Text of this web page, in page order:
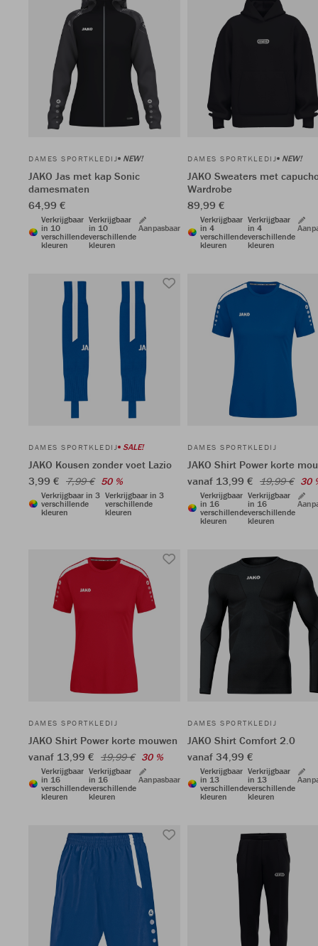
DAMES SPORTKLEDIJ NEW!
JAKO Jas met kap Sonic
damesmaten
64,99 €
Verkrijgbaar
in 10
verschillende
kleuren
Verkrijgbaar
in 10
verschillende
kleuren
Aanpasbaar
DAMES SPORTKLEDIJ NEW!
JAKO Sweaters met
Wardrobe
89,99 €
Verkrijgbaar
in 4
verschillende
kleuren
Verkrijgbaar
in 4
verschillende
kleuren
DAMES SPORTKLEDIJ SALE!
JAKO Kousen zonder voet Lazio
3,99 € 7,99 € 50 %
Verkrijgbaar in 3
verschillende
kleuren
Verkrijgbaar in 3
verschillende
kleuren
DAMES SPORTKLEDIJ
JAKO Shirt Power korte
vanaf 13,99 € 19,99 € 30
Verkrijgbaar
in 16
verschillende
kleuren
Verkrijgbaar
in 16
verschillende
kleuren
DAMES SPORTKLEDIJ
JAKO Shirt Power korte mouwen
vanaf 13,99 € 19,99 € 30 %
Verkrijgbaar
in 16
verschillende
kleuren
Verkrijgbaar
in 16
verschillende
kleuren
Aanpasbaar
DAMES SPORTKLEDIJ
JAKO Shirt Comfort 2.0
vanaf 34,99 €
Verkrijgbaar
in 13
verschillende
kleuren
Verkrijgbaar
in 13
verschillende
kleuren